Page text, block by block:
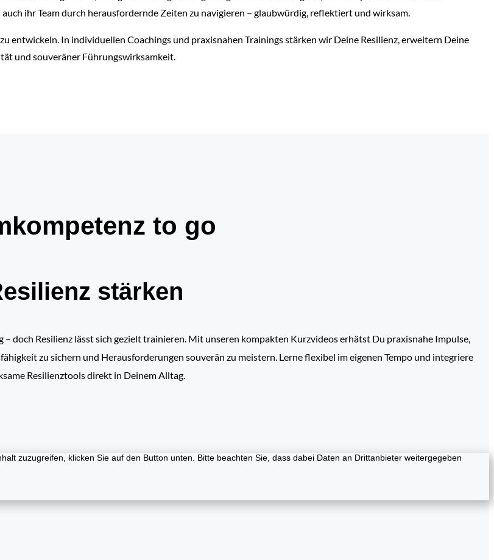
ihr Team durch herausfordernde Zeiten zu navigieren – glaubwürdig, reflektiert und wirksam.
entwickeln. In individuellen Coachings und praxisnahen Trainings stärken wir Deine Resilienz, erweitern Deine
und souveräner Führungswirksamkeit.
to go
stärken
doch Resilienz lässt sich gezielt trainieren. Mit unseren kompakten Kurzvideos erhätst Du praxisnahe Impulse,
zu sichern und Herausforderungen souverän zu meistern. Lerne flexibel im eigenen Tempo und integriere
Resilienztools direkt in Deinem Alltag.
zuzugreifen, klicken Sie auf den Button unten. Bitte beachten Sie, dass dabei Daten an Drittanbieter weitergegeben